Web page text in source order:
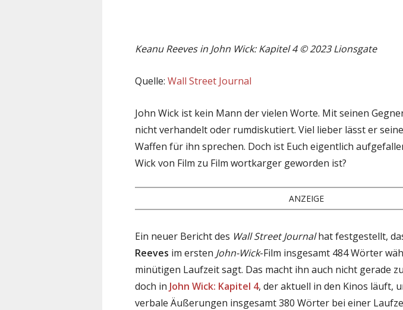
Keanu Reeves in John Wick: Kapitel 4 © 2023 Lionsgate
Quelle: Wall Street Journal
John Wick ist kein Mann der vielen Worte. Mit seinen
nicht verhandelt oder rumdiskutiert. Viel lieber lässt er
Waffen für ihn sprechen. Doch ist Euch eigentlich
Wick von Film zu Film wortkarger geworden ist?
ANZEIGE
Ein neuer Bericht des Wall Street Journalhat festgestellt,
Reeves im ersten John-Wick-Film insgesamt 484 Wörter
minütigen Laufzeit sagt. Das macht ihn auch nicht gerade
doch in John Wick: Kapitel 4, der aktuell in den Kinos läuft,
verbale Äußerungen insgesamt 380 Wörter bei einer